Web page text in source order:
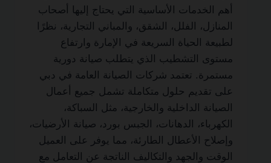
أهم الخدمات الأساسية التي يحتاج إليها أصحاب
المنازل، الفلل، الشقق، والمباني التجارية، نظرًا
لطبيعة الحياة السريعة في الإمارة وارتفاع
مستوى التشطيب الذي يتطلب صيانة دورية
مستمرة. تعتمد شركات الصيانة العامة في دبي
على تقديم حلول متكاملة تشمل جميع أعمال
الصيانة الداخلية والخارجية، مثل السباكة،
الكهرباء، الدهانات، الجبس بورد، صيانة الأرضيات،
وإصلاح الأعطال الطارئة، مما يوفر على العميل
الوقت والجهد والتكاليف الناتجة عن التعامل مع